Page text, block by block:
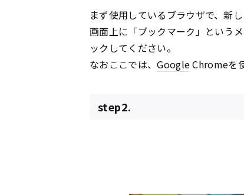
まず使用しているブラウザで、新し
画面上に「ブックマーク」という
ックしてください。
なおここでは、GoogleChromeを
step2.